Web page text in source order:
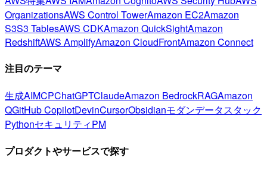
OrganizationsAWS Control TowerAmazon EC2Amazon
S3S3 TablesAWS CDKAmazon QuickSightAmazon
RedshiftAWS AmplifyAmazon CloudFrontAmazon Connect
注目のテーマ
生成AIMCPChatGPTClaudeAmazon BedrockRAGAmazon
QGitHub CopilotDevinCursorObsidianモダンデータスタック
PythonセキュリティPM
プロダクトやサービスで探す